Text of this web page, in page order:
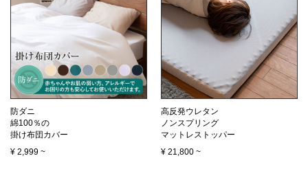
防ダニ
綿100％の
掛け布団カバー
¥ 2,999 ~
高反発ウレタン
ノンスプリング
マットレストッパー
¥ 21,800 ~